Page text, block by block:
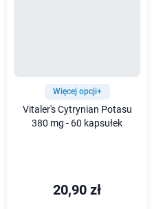
Więcej opcji+
Vitaler's Cytrynian Potasu
380 mg - 60 kapsułek
20,90 zł